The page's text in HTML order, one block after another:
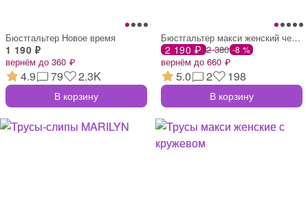
Бюстгальтер Новое время
1 190 ₽
вернём до 360 ₽
4.9 79 2.3K
В корзину
Бюстгальтер макси женский черный кружевн
2 190 ₽ 2 380 -8 %
вернём до 660 ₽
5.0 2 198
В корзину